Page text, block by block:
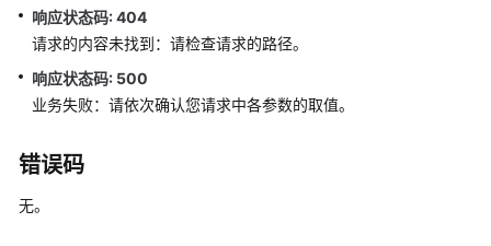
能
集
手
接
响应状态码: 404
请求的内容未找到：请检查请求的路径。
响应状态码: 500
业务失败：请依次确认您请求中各参数的取值。
错误码
无。